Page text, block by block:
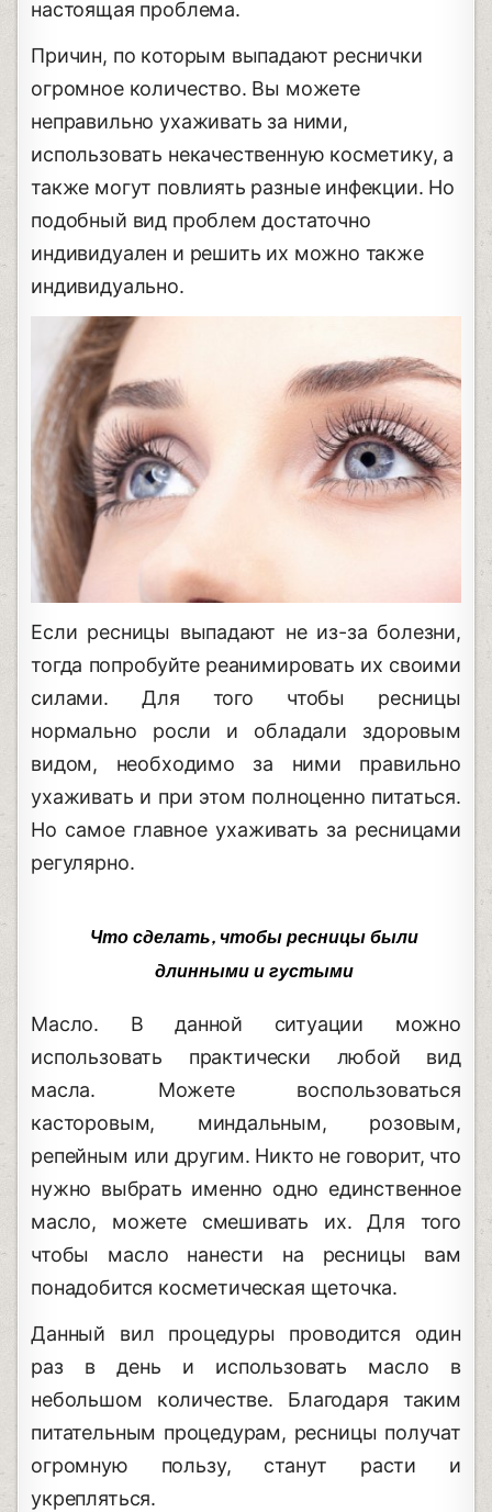
настоящая проблема.
Причин, по которым выпадают реснички
огромное количество. Вы можете
неправильно ухаживать за ними,
использовать некачественную косметику, а
также могут повлиять разные инфекции. Но
подобный вид проблем достаточно
индивидуален и решить их можно также
индивидуально.
Если ресницы выпадают не из-за болезни,
тогда попробуйте реанимировать их своими
силами. Для того чтобы ресницы
нормально росли и обладали здоровым
видом, необходимо за ними правильно
ухаживать и при этом полноценно питаться.
Но самое главное ухаживать за ресницами
регулярно.
Что сделать, чтобы ресницы были
длинными и густыми
Масло. В данной ситуации можно
использовать практически любой вид
масла. Можете воспользоваться
касторовым, миндальным, розовым,
репейным или другим. Никто не говорит, что
нужно выбрать именно одно единственное
масло, можете смешивать их. Для того
чтобы масло нанести на ресницы вам
понадобится косметическая щеточка.
Данный вил процедуры проводится один
раз в день и использовать масло в
небольшом количестве. Благодаря таким
питательным процедурам, ресницы получат
огромную пользу, станут расти и
укрепляться.